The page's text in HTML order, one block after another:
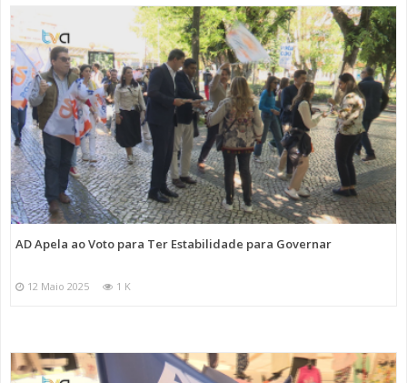
AD Apela ao Voto para Ter Estabilidade para Governar
12 Maio 2025 1 K